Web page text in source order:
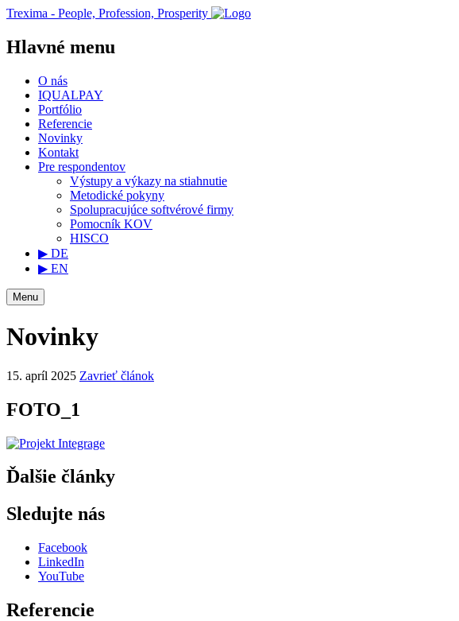
Trexima - People, Profession, Prosperity
Hlavné menu
O nás
IQUALPAY
Portfólio
Referencie
Novinky
Kontakt
Pre respondentov
Výstupy a výkazy na stiahnutie
Metodické pokyny
Spolupracujúce softvérové firmy
Pomocník KOV
HISCO
▶ DE
▶ EN
Menu
Novinky
15. apríl 2025 Zavrieť článok
FOTO_1
Ďalšie články
Sledujte nás
Facebook
LinkedIn
YouTube
Referencie